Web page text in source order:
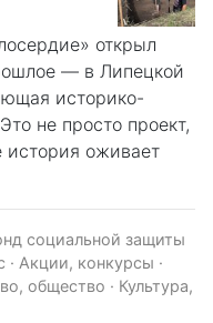
открыл
— в Липецкой
историко-
не просто проект,
история оживает
социальной защиты
· Акции, конкурсы ·
общество · Культура,